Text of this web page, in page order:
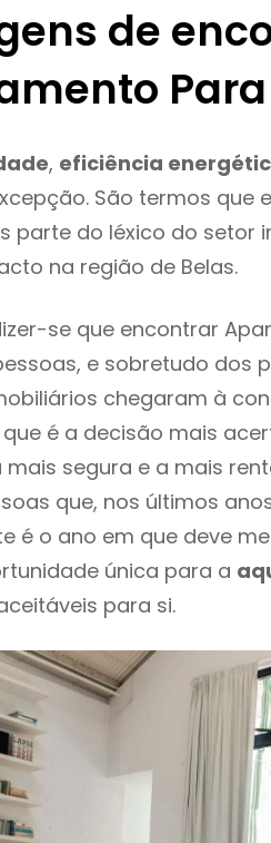
de
, eficiência
São termos
parte do léxico do
na região de Belas.
se que encontrar
e sobretudo dos
chegaram à
é a decisão mais
segura e a mais
que, nos últimos
é o ano em que deve
única para a
para si.